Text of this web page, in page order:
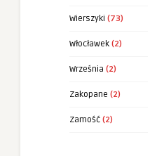
Wierszyki (73)
Włocławek (2)
Września (2)
Zakopane (2)
Zamość (2)